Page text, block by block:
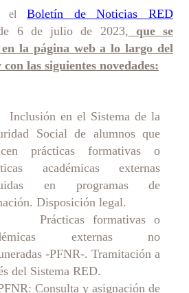
el
Boletín de Noticias RED
6 de julio de 2023, que se
la página web a lo largo del
las siguientes novedades:
en el Sistema de la
Social de alumnos que
prácticas formativas o
académicas externas
en programas de
Disposición legal.
formativas o
externas no
-PFNR-. Tramitación a
del Sistema RED.
Consulta y asignación de